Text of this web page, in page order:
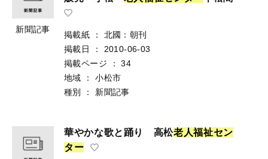
新聞記事
掲載紙 ：
北國：朝刊
掲載日
：
2010-06-03
掲載ページ
：
34
地域
：
小松市
種別
： 新聞記事
華やかな歌と踊り 高松老 人福祉セン
タ ー